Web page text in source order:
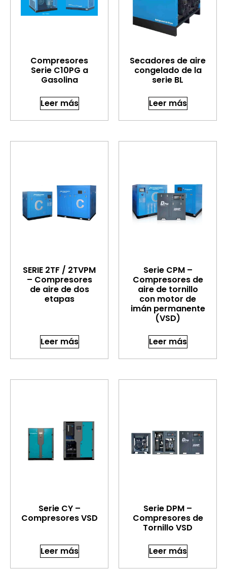
Compresores
Serie C10PG a
Gasolina
Leer más
Secadores de aire
congelado de la
serie BL
Leer más
SERIE 2TF / 2TVPM
– Compresores
de aire de dos
etapas
Leer más
Serie CPM –
Compresores de
aire de tornillo
con motor de
imán permanente
(VSD)
Leer más
Serie CY –
Compresores VSD
Leer más
Serie DPM –
Compresores de
Tornillo VSD
Leer más